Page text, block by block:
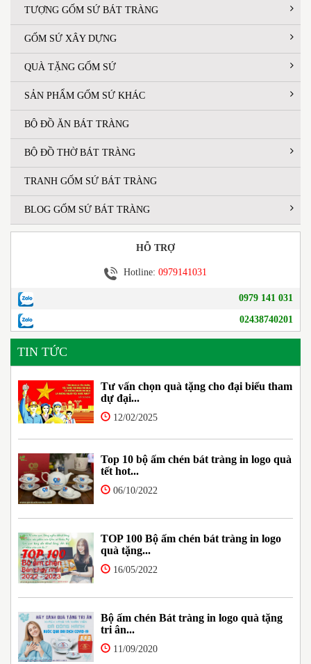
TƯỢNG GỐM SỨ BÁT TRÀNG
GỐM SỨ XÂY DỰNG
QUÀ TẶNG GỐM SỨ
SẢN PHẨM GỐM SỨ KHÁC
BỘ ĐỒ ĂN BÁT TRÀNG
BỘ ĐỒ THỜ BÁT TRÀNG
TRANH GỐM SỨ BÁT TRÀNG
BLOG GỐM SỨ BÁT TRÀNG
HỖ TRỢ
Hotline: 0979141031
0979 141 031
02438740201
TIN TỨC
Tư vấn chọn quà tặng cho đại biểu tham
dự đại...
12/02/2025
Top 10 bộ ấm chén bát tràng in logo quà
tết hot...
06/10/2022
TOP 100 Bộ ấm chén bát tràng in logo
quà tặng...
16/05/2022
Bộ ấm chén Bát tràng in logo quà tặng
tri ân...
11/09/2020